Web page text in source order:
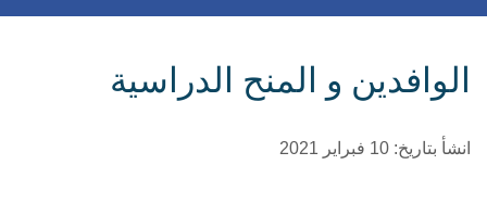
الوافدين و المنح الدراسية
انشأ بتاريخ: 10 فبراير 2021